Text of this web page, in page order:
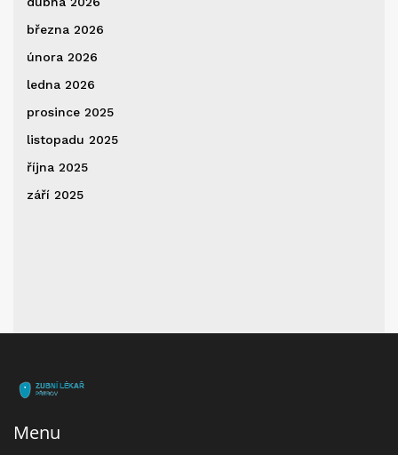
března 2026
února 2026
ledna 2026
prosince 2025
listopadu 2025
října 2025
září 2025
Menu